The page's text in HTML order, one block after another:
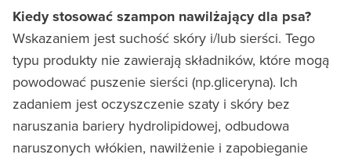
Kiedy stosować szampon nawilżający dla psa?
Wskazaniem jest suchość skóry i/lub sierści. Tego
typu produkty nie zawierają składników, które mogą
powodować puszenie sierści (np.gliceryna). Ich
zadaniem jest oczyszczenie szaty i skóry bez
naruszania bariery hydrolipidowej, odbudowa
naruszonych włókien, nawilżenie i zapobieganie